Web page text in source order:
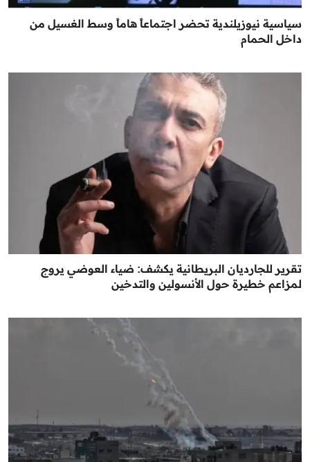
سياسية نيوزيلندية تحضر اجتماعاً هاماً وسط الغسيل من
داخل الحمام
تقرير للجارديان البريطانية يكشف: ضياء العوضي يروج
لمزاعم خطيرة حول الأنسولين والتدخين